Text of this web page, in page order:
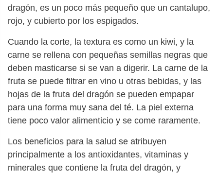
dragón, es un poco más pequeño que un cantalupo,
rojo, y cubierto por los espigados.
Cuando la corte, la textura es como un kiwi, y la
carne se rellena con pequeñas semillas negras que
deben masticarse si se van a digerir. La carne de la
fruta se puede filtrar en vino u otras bebidas, y las
hojas de la fruta del dragón se pueden empapar
para una forma muy sana del té. La piel externa
tiene poco valor alimenticio y se come raramente.
Los beneficios para la salud se atribuyen
principalmente a los antioxidantes, vitaminas y
minerales que contiene la fruta del dragón, y